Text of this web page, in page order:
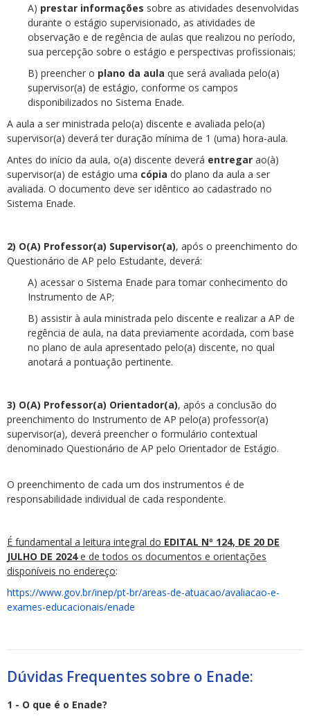
A) prestar informações sobre as atividades desenvolvidas
durante o estágio supervisionado, as atividades de
observação e de regência de aulas que realizou no período,
sua percepção sobre o estágio e perspectivas profissionais;
B) preencher o plano da aula que será avaliada pelo(a)
supervisor(a) de estágio, conforme os campos
disponibilizados no Sistema Enade.
A aula a ser ministrada pelo(a) discente e avaliada pelo(a)
supervisor(a) deverá ter duração mínima de 1 (uma) hora-aula.
Antes do início da aula, o(a) discente deverá entregar ao(à)
supervisor(a) de estágio uma cópia do plano da aula a ser
avaliada. O documento deve ser idêntico ao cadastrado no
Sistema Enade.
2) O(A) Professor(a) Supervisor(a), após o preenchimento do
Questionário de AP pelo Estudante, deverá:
A) acessar o Sistema Enade para tomar conhecimento do
Instrumento de AP;
B) assistir à aula ministrada pelo discente e realizar a AP de
regência de aula, na data previamente acordada, com base
no plano de aula apresentado pelo(a) discente, no qual
anotará a pontuação pertinente.
3) O(A) Professor(a) Orientador(a), após a conclusão do
preenchimento do Instrumento de AP pelo(a) professor(a)
supervisor(a), deverá preencher o formulário contextual
denominado Questionário de AP pelo Orientador de Estágio.
O preenchimento de cada um dos instrumentos é de
responsabilidade individual de cada respondente.
É fundamental a leitura integral do EDITAL Nº 124, DE 20 DE
JULHO DE 2024e de todos os documentos e orientações
disponíveis no endereço:
https://www.gov.br/inep/pt-br/areas-de-atuacao/avaliacao-e-
exames-educacionais/enade
Dúvidas Frequentes sobre o Enade:
1 - O que é o Enade?